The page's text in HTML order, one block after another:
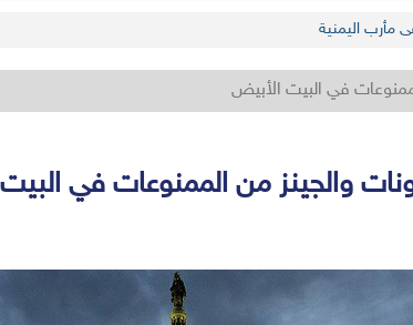
مأرب اليمنية
في البيت الأبيض
والجينز من الممنوعات في